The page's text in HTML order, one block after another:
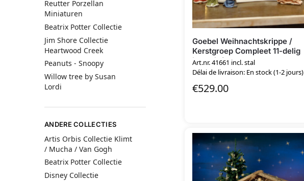
Goebel Weihnachtskrippe /
Kerstgroep Compleet 11-delig
inclusief stal
Art.nr. 41661 incl. stal
Délai de livraison: En stock (1-2 jours)
€529.00
Reutter Porzellan
Miniaturen
Beatrix Potter Collectie
Jim Shore Collectie
Heartwood Creek
Peanuts - Snoopy
Willow tree by Susan
Lordi
ANDERE COLLECTIES
Artis Orbis Collectie Klimt
/ Mucha / Van Gogh
Beatrix Potter Collectie
Disney Collectie